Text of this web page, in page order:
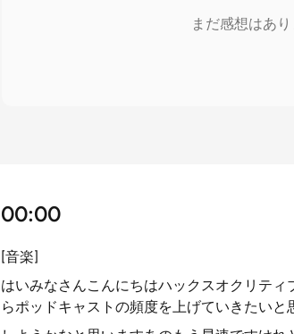
まだ感想はあ
00:00
[音楽]
はいみなさんこんにちはハックスオクリテ
らポッドキャストの頻度を上げていきたいと